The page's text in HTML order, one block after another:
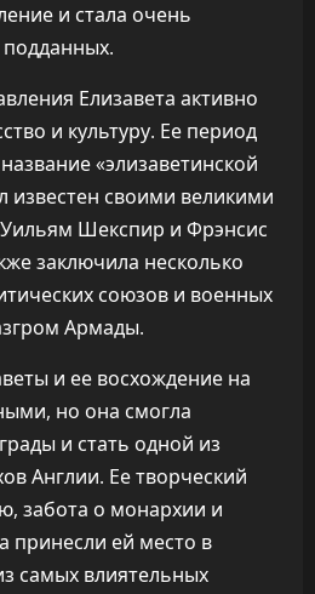
и стала очень
Елизавета активно
и культуру. Ее период
«элизаветинской
известен своими великими
Шекспир и Фрэнсис
заключила несколько
союзов и военных
Армады.
и ее восхождение на
но она смогла
и стать одной из
Англии. Ее творческий
забота о монархии и
принесли ей место в
самых влиятельных